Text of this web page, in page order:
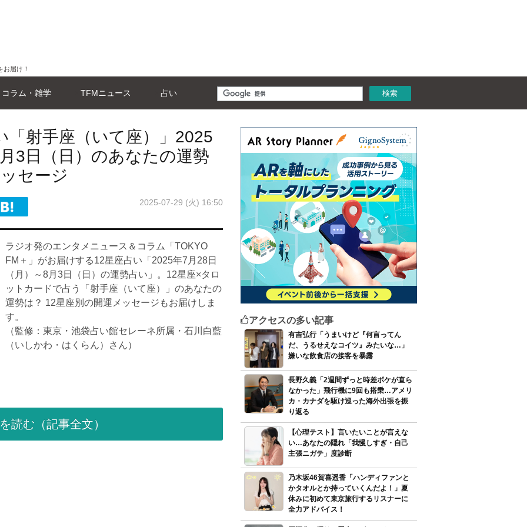
届け！
コラム・雑学 TFMニュース 占い
「射手座（いて座）」2025
3日（日）のあなたの運勢
セージ
2025-07-29 (火) 16:50
ラジオ発のエンタメニュース＆コラム「TOKYO
FM＋」がお届けする12星座占い「2025年7月28日
（月）～8月3日（日）の運勢占い」。12星座×タロ
ットカードで占う「射手座（いて座）」のあなたの
運勢は？ 12星座別の開運メッセージもお届けしま
す。
（監修：東京・池袋占い館セレーネ所属・石川白藍
（いしかわ・はくらん）さん）
読む（記事全文）
アクセスの多い記事
有吉弘行「うまいけど『何言ってん
だ、うるせえなコイツ』みたいな…」
嫌いな飲食店の接客を暴露
長野久義「2週間ずっと時差ボケが直ら
なかった」飛行機に9回も搭乗…アメリ
カ・カナダを駆け巡った海外出張を振
り返る
【心理テスト】言いたいことが言えな
い…あなたの隠れ「我慢しすぎ・自己
主張ニガテ」度診断
乃木坂46賀喜遥香「ハンディファンと
かタオルとか持っていくんだよ！」夏
休みに初めて東京旅行するリスナーに
全力アドバイス！